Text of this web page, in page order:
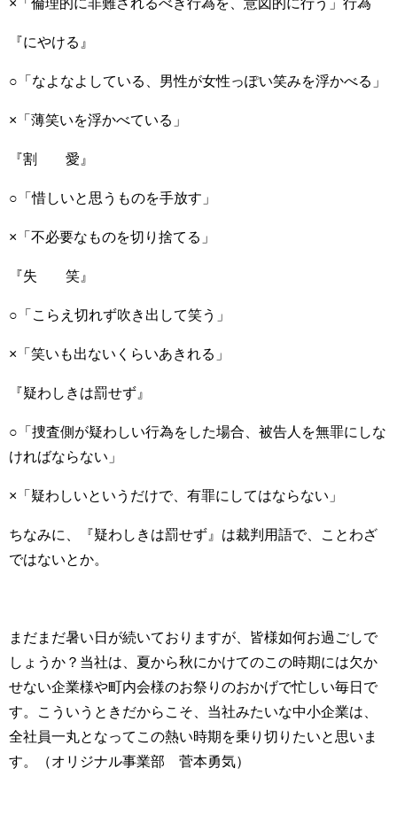
『にやける』
○「なよなよしている、男性が女性っぽい笑みを浮かべる」
×「薄笑いを浮かべている」
『割 愛』
○「惜しいと思うものを手放す」
×「不必要なものを切り捨てる」
『失 笑』
○「こらえ切れず吹き出して笑う」
×「笑いも出ないくらいあきれる」
『疑わしきは罰せず』
○「捜査側が疑わしい行為をした場合、被告人を無罪にしな
ければならない」
×「疑わしいというだけで、有罪にしてはならない」
ちなみに、『疑わしきは罰せず』は裁判用語で、ことわざ
ではないとか。
まだまだ暑い日が続いておりますが、皆様如何お過ごしで
しょうか？当社は、夏から秋にかけてのこの時期には欠か
せない企業様や町内会様のお祭りのおかげで忙しい毎日で
す。こういうときだからこそ、当社みたいな中小企業は、
全社員一丸となってこの熱い時期を乗り切りたいと思いま
す。（オリジナル事業部 菅本勇気）